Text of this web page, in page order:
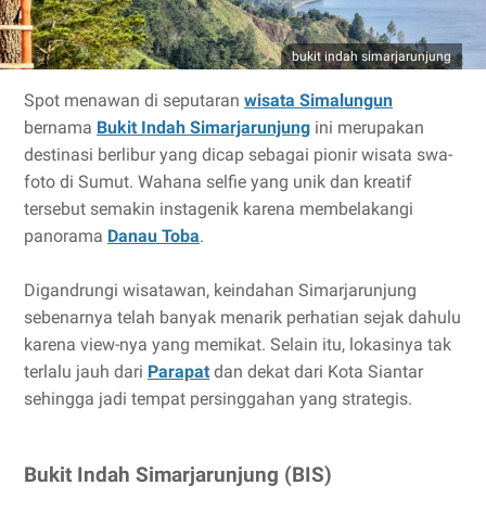
bukit indah simarjarunjung
Spot menawan di seputaran wisata Simalungun
bernama Bukit Indah Simarjarunjung ini merupakan
destinasi berlibur yang dicap sebagai pionir wisata swa-
foto di Sumut. Wahana selfie yang unik dan kreatif
tersebut semakin instagenik karena membelakangi
panorama Danau Toba.
Digandrungi wisatawan, keindahan Simarjarunjung
sebenarnya telah banyak menarik perhatian sejak dahulu
karena view-nya yang memikat. Selain itu, lokasinya tak
terlalu jauh dari Parapat dan dekat dari Kota Siantar
sehingga jadi tempat persinggahan yang strategis.
Bukit Indah Simarjarunjung (BIS)